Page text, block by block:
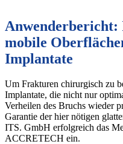
mobile
Implantate
Um Frakturen chirurgisch zu
Implantate, die nicht nur
Verheilen des Bruchs wieder
Garantie der hier nötigen
ITS. GmbH erfolgreich das
ACCRETECH ein.